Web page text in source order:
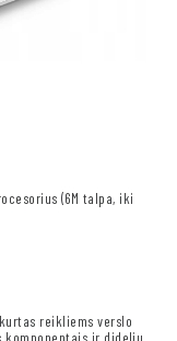
(6M talpa, iki
reikliems verslo
ir dideliu